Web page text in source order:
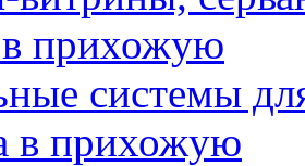
прихожую
системы
в прихожую